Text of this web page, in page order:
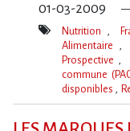
01-03-2009
Mot(s)-
Nutrition
Alimentaire
Prospective
commune
disponibles